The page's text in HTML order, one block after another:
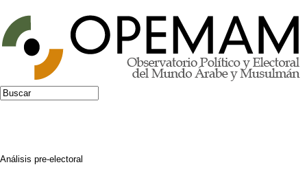
Jump to navigation
Formulario de búsqueda
Buscar
Análisis pre-electoral